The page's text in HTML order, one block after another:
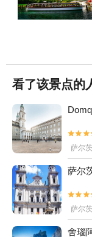
船都出发与返回时间
seenschifffahrt.de/
天去国王湖，第三天
看了该景点的
萨尔
萨尔
萨尔
舍瑙